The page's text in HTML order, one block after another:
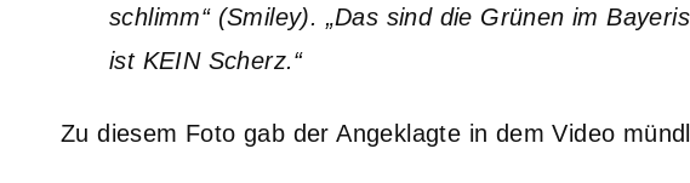
schlimm“ (Smiley). „Das sind die Grünen im
ist KEIN Scherz.“
Zu diesem Foto gab der Angeklagte in dem Video